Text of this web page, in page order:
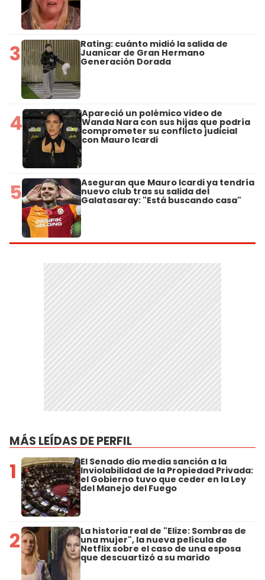
3 Rating: cuánto midió la salida de
Juanicar de Gran Hermano
Generación Dorada
4 Apareció un polémico video de
Wanda Nara con sus hijas que podría
comprometer su conflicto judicial
con Mauro Icardi
5 Aseguran que Mauro Icardi ya tendría
nuevo club tras su salida del
Galatasaray: "Está buscando casa"
MÁS LEÍDAS DE PERFIL
1 El Senado dio media sanción a la
Inviolabilidad de la Propiedad Privada:
el Gobierno tuvo que ceder en la Ley
del Manejo del Fuego
2 La historia real de "Elize: Sombras de
una mujer", la nueva película de
Netflix sobre el caso de una esposa
que descuartizó a su marido